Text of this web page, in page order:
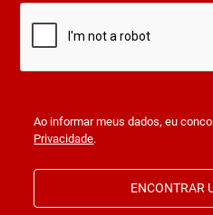
Ao informar meus dados, eu
Privacidade.
ENCONTRAR